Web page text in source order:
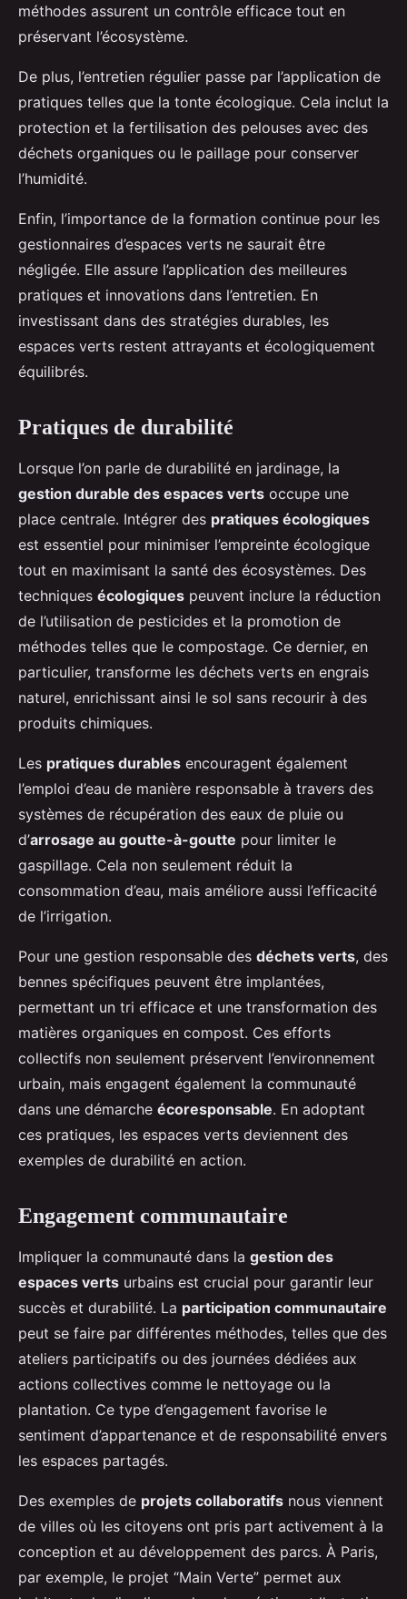
méthodes assurent un contrôle efficace tout en
préservant l’écosystème.
De plus, l’entretien régulier passe par l’application de
pratiques telles que la tonte écologique. Cela inclut la
protection et la fertilisation des pelouses avec des
déchets organiques ou le paillage pour conserver
l’humidité.
Enfin, l’importance de la formation continue pour les
gestionnaires d’espaces verts ne saurait être
négligée. Elle assure l’application des meilleures
pratiques et innovations dans l’entretien. En
investissant dans des stratégies durables, les
espaces verts restent attrayants et écologiquement
équilibrés.
Pratiques de durabilité
Lorsque l’on parle de durabilité en jardinage, la
gestion durable des espaces verts occupe une
place centrale. Intégrer des pratiques écologiques
est essentiel pour minimiser l’empreinte écologique
tout en maximisant la santé des écosystèmes. Des
techniques écologiques peuvent inclure la réduction
de l’utilisation de pesticides et la promotion de
méthodes telles que le compostage. Ce dernier, en
particulier, transforme les déchets verts en engrais
naturel, enrichissant ainsi le sol sans recourir à des
produits chimiques.
Les pratiques durables encouragent également
l’emploi d’eau de manière responsable à travers des
systèmes de récupération des eaux de pluie ou
d’arrosage au goutte-à-goutte pour limiter le
gaspillage. Cela non seulement réduit la
consommation d’eau, mais améliore aussi l’efficacité
de l’irrigation.
Pour une gestion responsable des déchets verts, des
bennes spécifiques peuvent être implantées,
permettant un tri efficace et une transformation des
matières organiques en compost. Ces efforts
collectifs non seulement préservent l’environnement
urbain, mais engagent également la communauté
dans une démarche écoresponsable. En adoptant
ces pratiques, les espaces verts deviennent des
exemples de durabilité en action.
Engagement communautaire
Impliquer la communauté dans la gestion des
espaces verts urbains est crucial pour garantir leur
succès et durabilité. La participation communautaire
peut se faire par différentes méthodes, telles que des
ateliers participatifs ou des journées dédiées aux
actions collectives comme le nettoyage ou la
plantation. Ce type d’engagement favorise le
sentiment d’appartenance et de responsabilité envers
les espaces partagés.
Des exemples de projets collaboratifs nous viennent
de villes où les citoyens ont pris part activement à la
conception et au développement des parcs. À Paris,
par exemple, le projet “Main Verte” permet aux